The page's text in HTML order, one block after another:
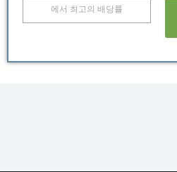
에서 최고의 배당률